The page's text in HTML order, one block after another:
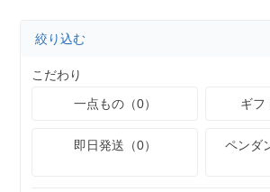
絞り込む
こだわり
一点もの（0）
ギフ
即日発送（0）
ペンダ